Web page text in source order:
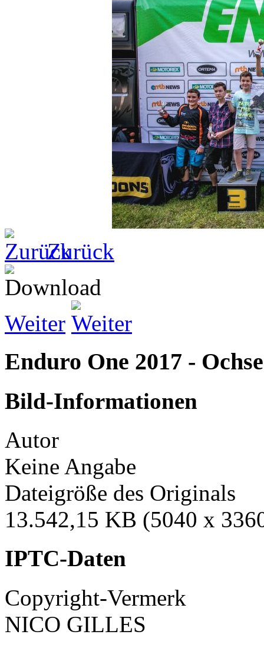
Zurück
Weiter
Enduro One 2017 -
Bild-Informationen
Autor
Keine Angabe
Dateigröße des Originals
13.542,15 KB (5040 x
IPTC-Daten
Copyright-Vermerk
NICO GILLES